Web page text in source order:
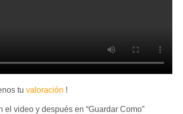
tu valoración !
video y después en “Guardar Como”